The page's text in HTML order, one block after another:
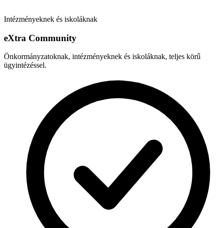
Intézményeknek és iskoláknak
eXtra Community
Önkormányzatoknak, intézményeknek és iskoláknak, teljes körű
ügyintézéssel.